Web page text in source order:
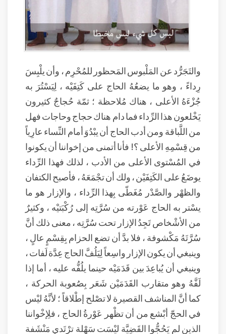
والتَجَرُّد عن المَلْبوس المَحظور للمُحْرِم ، وأن يلْبِسَ
رِداءً ، وهو ما يضعُهُ الحاج على كَتِفَيْه ، لِيَسْتُرَ به
جُزْءَهُ الأعلى ، هناك مُلاحظة ؛ ثمّة حُجاجٌ كثيرون
يَخْلعون هذا الرِّداء فما دام هناك حجاج وحاجات فهل
من اللَّباقة ومن أدب الحاج أن يبْدُوَ أمام النِّساء عارِياً
من قِسْمِهِ الأعلى ؟! فأنا أتمنى من إخواننا أن يكونوا
في المُسْتوى الأعلى من الأدب ، لذلك فهذا الرِّداء
يوضَعُ على الكَتِفَيْن ، ولك أن تجْمَعَهُ ، فأصبح الكتفان
والظهْر والصَّدْر مُغَطّى بِهذا الرِّداء ، والإزار هو ما
يسْتر به الحاج عَوْرته من سُرَّتِه إلى رُكْبَتيْه ، وكثيرٌ
من الأشْخاص تَجِدُ الإزار تحت سُرَّتِه ، معنى ذلك أنَّ
سُرَّتَهُ مَكْشوفة ، فلا بدَّ أن تضع الحزام بِقِسْمٍ عالٍ ،
وينبغي أن يكون الإزار واسِعاً لِيَلُفَّ الحاج عِدَّة لَفات ،
وينبغي أن يُباعِدَ بين قَدَمَيْه حينما يلُفُّه عليه ، أما إذا
لَفَّهُ وهو متقارب القَدَمَيْن شَعَر بِصُعوبة الحركة ،
كما أنَّ المناشف القصيرة لا تصْلح إطْلاقاً ؛ لأنَّهُ ليْس
في الحجّ أبْشع من أن تظْهر عَوْرةُ الحاج ، فلِإخْواننا
الذين لم يَحُجُّوا القَضِيَّة ليْسَت سَهْلة ترْتَدي مَنْشَفة